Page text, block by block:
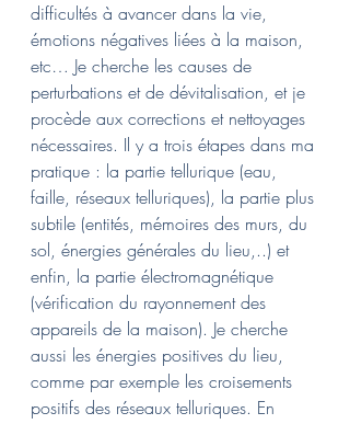
difficultés à avancer dans la vie,
émotions négatives liées à la maison,
etc… Je cherche les causes de
perturbations et de dévitalisation, et je
procède aux corrections et nettoyages
nécessaires. Il y a trois étapes dans ma
pratique : la partie tellurique (eau,
faille, réseaux telluriques), la partie plus
subtile (entités, mémoires des murs, du
sol, énergies générales du lieu,..) et
enfin, la partie électromagnétique
(vérification du rayonnement des
appareils de la maison). Je cherche
aussi les énergies positives du lieu,
comme par exemple les croisements
positifs des réseaux telluriques. En